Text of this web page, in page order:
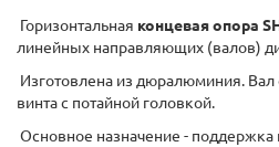
Горизонтальная концевая опора
линейных направляющих (валов)
Изготовлена из дюралюминия. Вал
винта с потайной головкой.
Основное назначение - поддержка